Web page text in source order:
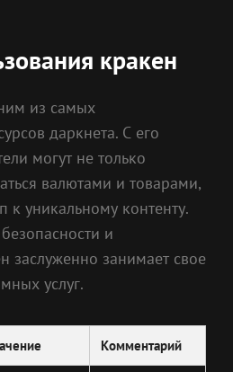
кракен
из самых
даркнета. С его
могут не только
валютами и товарами,
к уникальному контенту.
и
заслуженно занимает свое
услуг.
Комментарий